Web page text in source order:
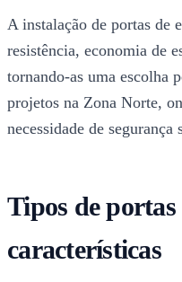
A instalação de portas de
resistência, economia de
tornando-as uma escolha
projetos na Zona Norte,
necessidade de segurança
Tipos de portas
características